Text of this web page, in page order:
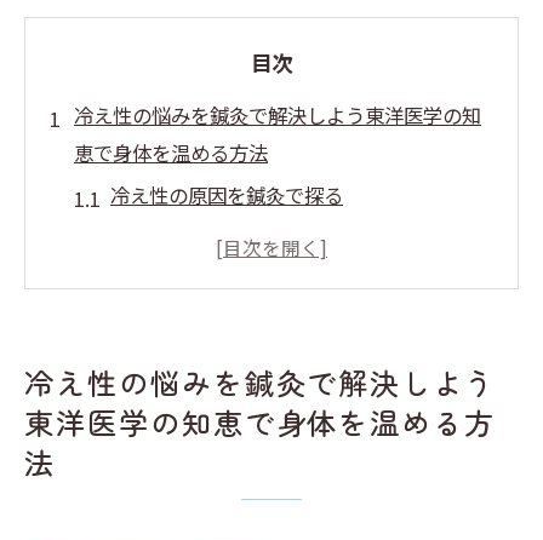
目次
冷え性の悩みを鍼灸で解決しよう東洋医学の知
恵で身体を温める方法
冷え性の原因を鍼灸で探る
東洋医学の視点から見る冷え性改善
鍼灸がもたらす自然な体温調節の促進
鍼灸施術における個別アプローチの重要性
冷え性の悩みを鍼灸で解決しよう
東洋医学の知恵で身体を温める方
法